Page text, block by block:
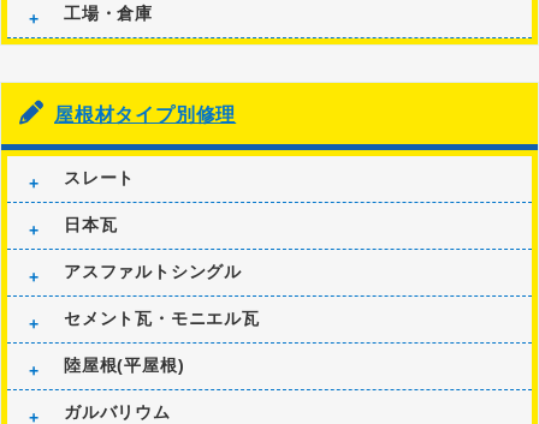
工場・倉庫
屋根材タイプ別修理
スレート
日本瓦
アスファルトシングル
セメント瓦・モニエル瓦
陸屋根(平屋根)
ガルバリウム